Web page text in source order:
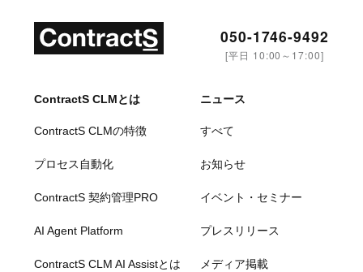
050-1746-9492
[平日 10:00～17:00]
ContractS CLMとは
ContractS CLMの特徴
プロセス自動化
ContractS 契約管理PRO
AI Agent Platform
ContractS CLM AI Assistとは
ニュース
すべて
お知らせ
イベント・セミナー
プレスリリース
メディア掲載